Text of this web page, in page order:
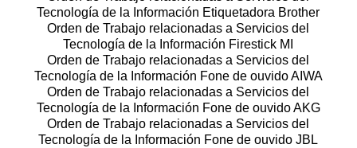
Tecnología de la Información Etiquetadora Brother
Orden de Trabajo relacionadas a Servicios del
Tecnología de la Información Firestick MI
Orden de Trabajo relacionadas a Servicios del
Tecnología de la Información Fone de ouvido AIWA
Orden de Trabajo relacionadas a Servicios del
Tecnología de la Información Fone de ouvido AKG
Orden de Trabajo relacionadas a Servicios del
Tecnología de la Información Fone de ouvido JBL